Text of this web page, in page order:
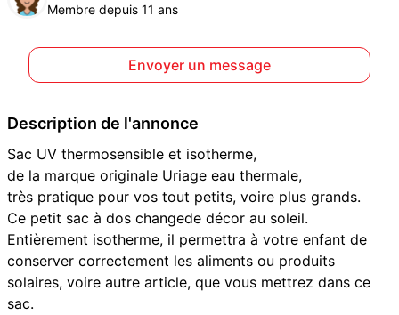
Membre depuis 11 ans
Envoyer un message
Description de l'annonce
Sac UV thermosensible et isotherme,
de la marque originale Uriage eau thermale,
très pratique pour vos tout petits, voire plus grands.
Ce petit sac à dos changede décor au soleil.
Entièrement isotherme, il permettra à votre enfant de
conserver correctement les aliments ou produits
solaires, voire autre article, que vous mettrez dans ce
sac.